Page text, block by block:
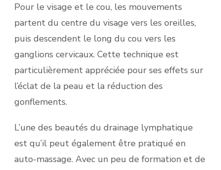
Pour le visage et le cou, les mouvements
partent du centre du visage vers les oreilles,
puis descendent le long du cou vers les
ganglions cervicaux. Cette technique est
particulièrement appréciée pour ses effets sur
l’éclat de la peau et la réduction des
gonflements.
L’une des beautés du drainage lymphatique
est qu’il peut également être pratiqué en
auto-massage. Avec un peu de formation et de